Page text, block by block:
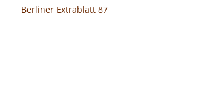
Berliner Extrablatt 87